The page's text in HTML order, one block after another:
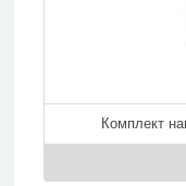
Комплект